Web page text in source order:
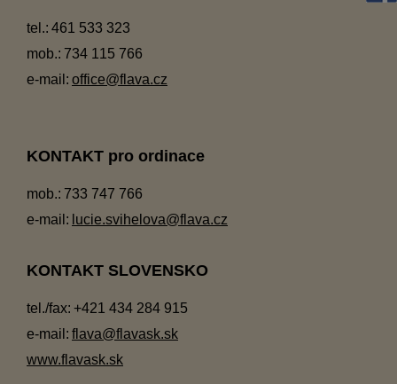
tel.: 461 533 323
mob.: 734 115 766
e-mail: office@flava.cz
KONTAKT pro ordinace
mob.: 733 747 766
e-mail: lucie.svihelova@flava.cz
KONTAKT SLOVENSKO
tel./fax: +421 434 284 915
e-mail: flava@flavask.sk
www.flavask.sk